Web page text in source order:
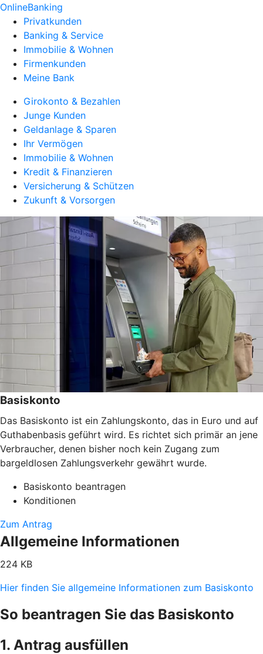
OnlineBanking
Privatkunden
Banking & Service
Immobilie & Wohnen
Firmenkunden
Meine Bank
Girokonto & Bezahlen
Junge Kunden
Geldanlage & Sparen
Ihr Vermögen
Immobilie & Wohnen
Kredit & Finanzieren
Versicherung & Schützen
Zukunft & Vorsorgen
Basiskonto
Das Basiskonto ist ein Zahlungskonto, das in Euro und auf
Guthabenbasis geführt wird. Es richtet sich primär an jene
Verbraucher, denen bisher noch kein Zugang zum
bargeldlosen Zahlungsverkehr gewährt wurde.
Basiskonto beantragen
Konditionen
Zum Antrag
Allgemeine Informationen
224 KB
Hier finden Sie allgemeine Informationen zum Basiskonto
So beantragen Sie das Basiskonto
1. Antrag ausfüllen